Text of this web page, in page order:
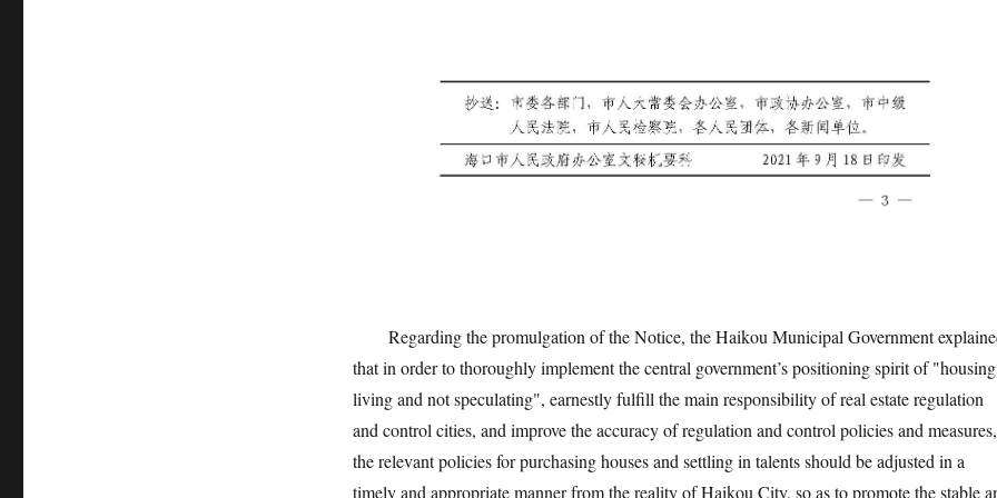
Regarding the promulgation of the Notice, the Haikou Municipal Government
that in order to thoroughly implement the central government’s positioning spirit of
living and not speculating", earnestly fulfill the main responsibility of real estate regulation
and control cities, and improve the accuracy of regulation and control policies and measures,
the relevant policies for purchasing houses and settling in talents should be adjusted in a
timely and appropriate manner from the reality of Haikou City, so as to promote the stable